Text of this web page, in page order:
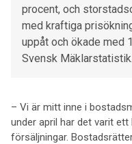
procent, och
med kraftiga
uppåt och ökade med
Svensk Mäklarstatistik.
– Vi är mitt inne i
under april har det varit
försäljningar.